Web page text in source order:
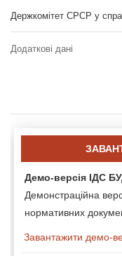
Держкомітет СРСР у
Додаткові дані
Демо-версія ІДС
Демонстраційна
нормативних
Завантажити демо-